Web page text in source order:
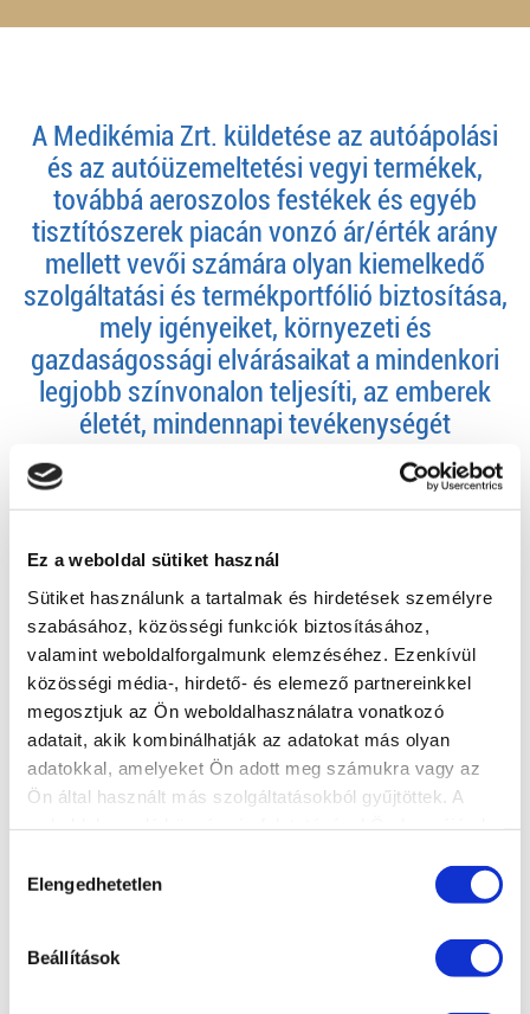
Ez a weboldal sütiket használ
Sütiket használunk a tartalmak és hirdetések személyre
szabásához, közösségi funkciók biztosításához,
valamint weboldalforgalmunk elemzéséhez. Ezenkívül
közösségi média-, hirdető- és elemező partnereinkkel
megosztjuk az Ön weboldalhasználatra vonatkozó
adatait, akik kombinálhatják az adatokat más olyan
adatokkal, amelyeket Ön adott meg számukra vagy az
Ön által használt más szolgáltatásokból gyűjtöttek. A
kiválasztása
Elengedhetetlen
Beállítások
A Medikémia Zrt. küldetése az autóápolási
és az autóüzemeltetési vegyi termékek,
továbbá aeroszolos festékek és egyéb
tisztítószerek piacán vonzó ár/érték arány
mellett vevői számára olyan kiemelkedő
szolgáltatási és termékportfólió biztosítása,
mely igényeiket, környezeti és
gazdaságossági elvárásaikat a mindenkori
legjobb színvonalon teljesíti, az emberek
életét, mindennapi tevékenységét
megkönnyíti, biztonságosabbá,
kényelmesebbé, színesebbé teszi.
A Medikémia Zrt. célja, hogy továbbra is
nyitott, megbízható partnere legyen vevői
mellett beszállítóinak és a vállalat
környezetét jelentő társadalmi
közösségnek. Valamennyi dolgozójának
elégedettségre és büszkeségre okot adó
munkaadóvá, minden részvényese számára
hosszútávon is biztos és megbecsült
befektetési lehetőséget nyújtó vállalkozássá
akar válni.
A Medikémia Zrt. értéket teremt életének
minden jelenlegi részese és jövőbeli
partnere számára. Folyamatos fejlődés és